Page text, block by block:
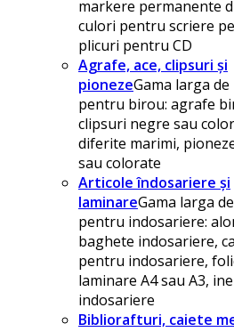
markere permanente
culori pentru scriere
plicuri pentru CD
Agrafe, ace, clipsuri și
pionezeGama larga
pentru birou: agrafe
clipsuri negre sau
diferite marimi,
sau colorate
Articole îndosariere și
laminareGama larga
pentru indosariere:
baghete indosariere,
pentru indosariere,
laminare A4 sau A3,
indosariere
Bibliorafturi, caiete